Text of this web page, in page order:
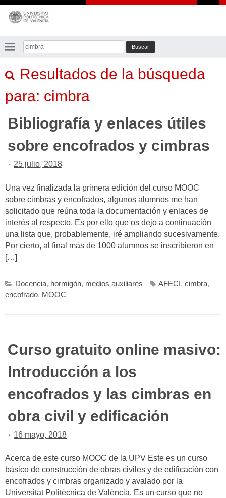
Saltar
contenido
Buscar:
Resultados de la búsqueda
para: cimbra
Bibliografía y enlaces útiles
sobre encofrados y cimbras
25 julio, 2018
Una vez finalizada la primera edición del curso MOOC
sobre cimbras y encofrados, algunos alumnos me han
solicitado que reúna toda la documentación y enlaces de
interés al respecto. Es por ello que os dejo a continuación
una lista que, probablemente, iré ampliando sucesivamente.
Por cierto, al final más de 1000 alumnos se inscribieron en
[…]
Docencia, hormigón, medios auxiliares AFECI , cimbra,
encofrado, MOOC
Curso gratuito online masivo:
Introducción a los
encofrados y las cimbras en
obra civil y edificación
16 mayo, 2018
Acerca de este curso MOOC de la UPV Este es un curso
básico de construcción de obras civiles y de edificación con
encofrados y cimbras organizado y avalado por la
Universitat Politècnica de València. Es un curso que no